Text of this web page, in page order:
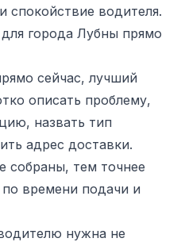
спокойствие водителя.
для города Лубны прямо
сейчас, лучший
описать проблему,
назвать тип
адрес доставки.
собраны, тем точнее
времени подачи и
нужна не